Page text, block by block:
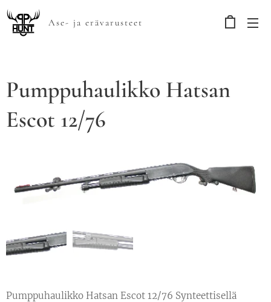
Ase- ja erävarusteet
Pumppuhaulikko Hatsan
Escot 12/76
Pumppuhaulikko Hatsan Escot 12/76 Synteettisellä